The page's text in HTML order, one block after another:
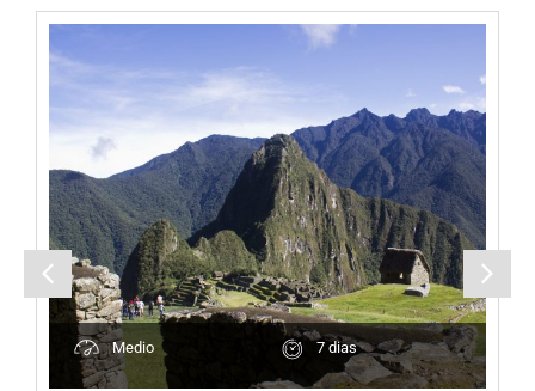
Medio 7 dias